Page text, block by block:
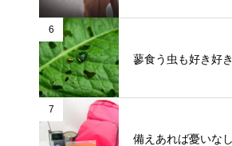
6
蓼食う虫も好き好き
7
備えあれば憂いなし